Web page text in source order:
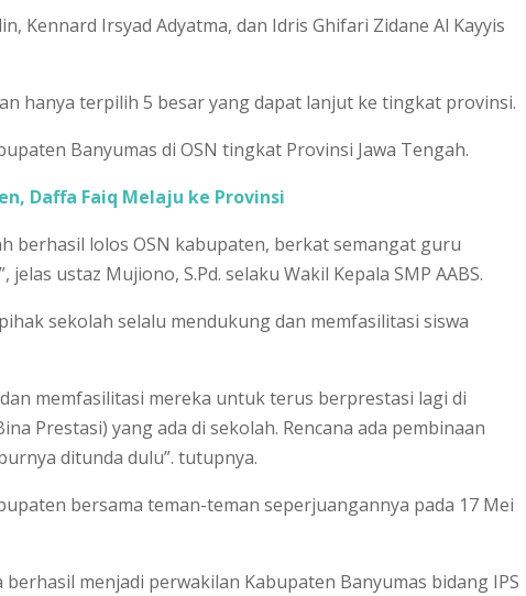
Kennard Irsyad Adyatma, dan Idris Ghifari Zidane Al Kayyis
hanya terpilih 5 besar yang dapat lanjut ke tingkat provinsi.
Banyumas di OSN tingkat Provinsi Jawa Tengah.
Daffa Faiq Melaju ke Provinsi
berhasil lolos OSN kabupaten, berkat semangat guru
ustaz Mujiono, S.Pd. selaku Wakil Kepala SMP AABS.
sekolah selalu mendukung dan memfasilitasi siswa
memfasilitasi mereka untuk terus berprestasi lagi di
Prestasi) yang ada di sekolah. Rencana ada pembinaan
ditunda dulu”. tutupnya.
bersama teman-teman seperjuangannya pada 17 Mei
menjadi perwakilan Kabupaten Banyumas bidang IPS